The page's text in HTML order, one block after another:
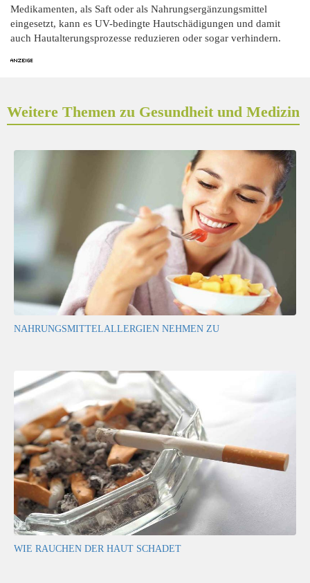
Medikamenten, als Saft oder als Nahrungsergänzungsmittel
eingesetzt, kann es UV-bedingte Hautschädigungen und damit
auch Hautalterungsprozesse reduzieren oder sogar verhindern.
Weitere Themen zu Gesundheit und Medizin
NAHRUNGSMITTELALLERGIEN NEHMEN ZU
WIE RAUCHEN DER HAUT SCHADET